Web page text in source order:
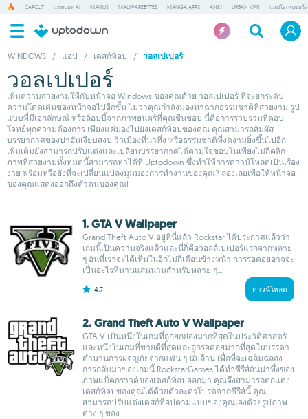
CAPCUT แชทบอท AI MANUS MALWAREBYTES MANGA APPS ANKI URBAN VPN แอปโอเพนซอร์ส
WINDOWS / แอป / เดสก์ท็อป / วอลเปเปอร์
วอลเปเปอร์
เพิ่มความสวยงามให้กับหน้าจอ Windows ของคุณด้วย วอลเปเปอร์ ที่จะยกระดับ
ความโดดเด่นของหน้าจอไปอีกขั้น ไม่ว่าคุณกำลังมองหาฉากธรรมชาติที่สวยงาม รูป
แบบที่มีเอกลักษณ์ หรือล็อบบี้จากภาพยนตร์ที่คุณชื่นชอบ นี่คือการรวบรวมที่ตอบ
โจทย์ทุกความต้องการ เพียงแค่มองไปยังเดสก์ท็อปของคุณ คุณสามารถสัมผัส
บรรยากาศของป่าอันเงียบสงบ วิวเมืองที่น่าทึ่ง หรือธรรมชาติที่งดงามยิ่งขึ้นไปอีก
เพิ่มเติมยังสามารถปรับแต่งและเปลี่ยนบรรยากาศได้ตามใจชอบในเพียงไม่กี่คลิก
ภาพที่สวยงามทั้งหมดนี้สามารถหาได้ที่ Uptodown ซึ่งทำให้การดาวน์โหลดเป็นเรื่อง
ง่าย พร้อมหรือยังที่จะเปลี่ยนแปลงมุมมองการทำงานของคุณ? ลองเลยเพื่อให้หน้าจอ
ของคุณแสดงออกถึงตัวตนของคุณ!
1. GTA V Wallpaper
Grand Theft Auto V อยู่ที่นี่แล้ว Rockstar ได้ประกาศแล้วว่า
เกมนี้เป็นความจริงแล้วและนี่ก็คือวอลล์เปเปอร์แรกจากหลาย
ๆ อันที่เราจะได้เห็นในอีกไม่กี่เดือนข้างหน้า การรอคอยอาจจะ
เป็นอะไรที่นานแสนนานสำหรับหลาย ๆ...
4.7 ดาวน์โหลด
2. Grand Theft Auto V Wallpaper
GTA V เป็นหนึ่งในเกมที่ถูกยกย่องมากที่สุดในประวัติศาสตร์
และหนึ่งในเกมที่ขายดีที่สุดและถูกรอคอยมากที่สุดในบรรดา
ตำนานการผจญภัยจากแฟน ๆ นับล้าน เพื่อที่จะเฉลิมฉลอง
การกลับมาของเกมนี้ RockstarGames ได้ทำซีรีส์อันน่าทึ่งของ
ภาพแบ็คกราวด์ของเดสก์ท็อปออกมา คุณจึงสามารถตกแต่ง
เดสก์ท็อปของคุณได้ด้วยตัวละครโปรดจากซีรีส์นี้ คุณ
สามารถปรับแต่งเดสก์ท็อปตามแบบของคุณเองด้วยรูปภาพ
ต่าง ๆ ของ...